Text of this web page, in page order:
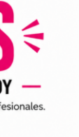
ropa
nuevas
en tu